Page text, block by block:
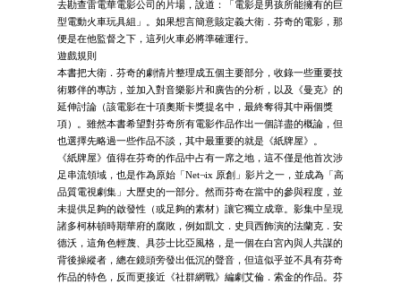
去勘查雷電華電影公司的片場，說道：「電影是男孩所能擁有的巨
型電動火車玩具組」。如果想言簡意賅定義大衛．芬奇的電影，那
便是在他監督之下，這列火車必將準確運行。
遊戲規則
本書把大衛．芬奇的劇情片整理成五個主要部分，收錄一些重要技
術夥伴的專訪，並加入對音樂影片和廣告的分析，以及《曼克》的
延伸討論（該電影在十項奧斯卡獎提名中，最終奪得其中兩個獎
項）。雖然本書希望對芬奇所有電影作品作出一個詳盡的概論，但
也選擇先略過一些作品不談，其中最重要的就是《紙牌屋》。
《紙牌屋》值得在芬奇的作品中占有一席之地，這不僅是他首次涉
足串流領域，也是作為原始「Net¬ix 原創」影片之一，並成為「高
品質電視劇集」大歷史的一部分。然而芬奇在當中的參與程度，並
未提供足夠的啟發性（或足夠的素材）讓它獨立成章。影集中呈現
諸多柯林頓時期華府的腐敗，例如凱文．史貝西飾演的法蘭克．安
德沃，這角色輕蔑、具莎士比亞風格，是一個在白宮內與人共謀的
背後操縱者，總在鏡頭旁發出低沉的聲音，但這似乎並不具有芬奇
作品的特色，反而更接近《社群網戰》編劇艾倫．索金的作品。芬